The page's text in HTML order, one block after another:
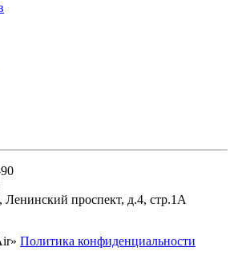
, Ленинский проспект, д.4, стр.1А
Политика конфиденциальности